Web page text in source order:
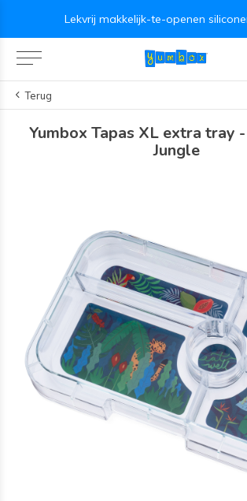
Lekvrij makkelijk-te-openen
Terug
Yumbox Tapas XL extra tray
Jungle